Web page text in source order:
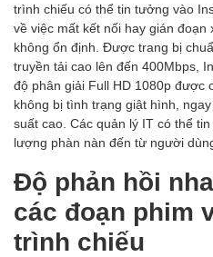
trình chiếu có thể tin tưởng vào
về việc mất kết nối hay gián
không ổn định. Được trang bị
truyền tải cao lên đến 400Mbps,
độ phân giải Full HD 1080p được
không bị tình trạng giật hình,
suất cao. Các quản lý IT có thể
lượng phàn nàn đến từ người
Độ phản hồi
các đoạn phim
trình chiếu